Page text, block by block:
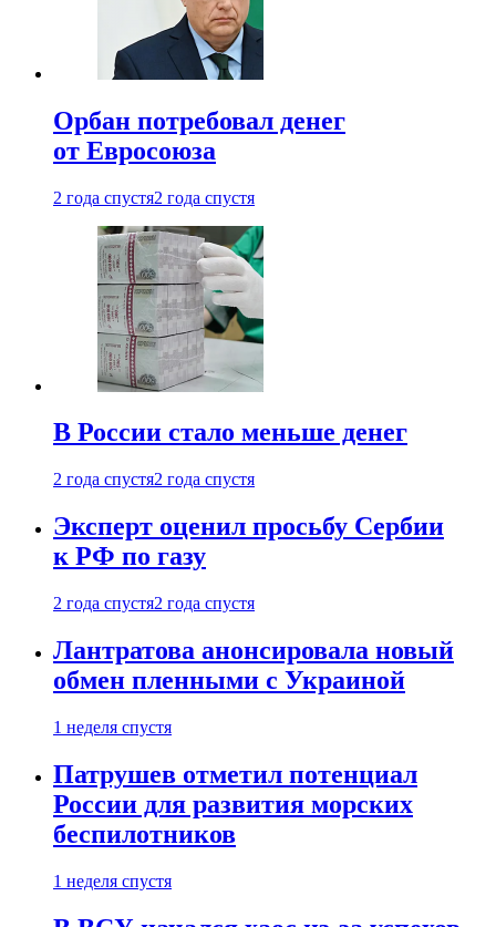
Орбан потребовал денег
от Евросоюза
2 года спустя2 года спустя
В России стало меньше денег
2 года спустя2 года спустя
Эксперт оценил просьбу Сербии
к РФ по газу
2 года спустя2 года спустя
Лантратова анонсировала новый
обмен пленными с Украиной
1 неделя спустя
Патрушев отметил потенциал
России для развития морских
беспилотников
1 неделя спустя